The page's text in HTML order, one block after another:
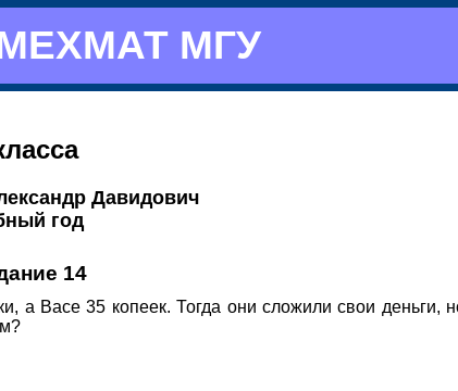
МГУ
Давидович
год
14
а Васе 35 копеек. Тогда они сложили свои деньги,